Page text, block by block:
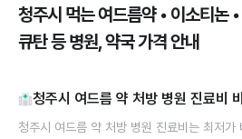
청주시 먹는 여드름약 • 이소티논
큐탄 등 병원, 약국 가격 안내
청주시 여드름 약 처방 병원 진료비
청주시 여드름 약 처방 병원 진료비는 최저가